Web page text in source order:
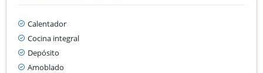
Calentador
Cocina integral
Depósito
Amoblado